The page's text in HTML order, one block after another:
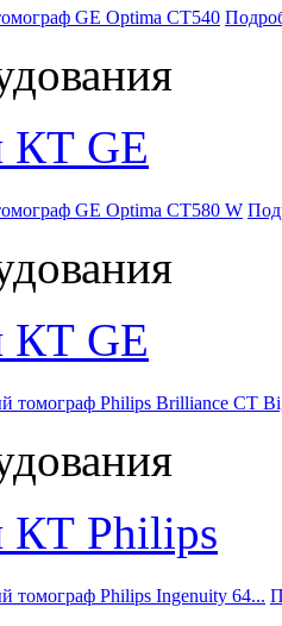
GE Optima CT540
КТ GE
GE Optima CT580 W
КТ GE
томограф Philips Brilliance CT
КТ Philips
томограф Philips Ingenuity 64...